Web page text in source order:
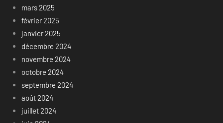
mars 2025
février 2025
janvier 2025
décembre 2024
novembre 2024
octobre 2024
septembre 2024
août 2024
juillet 2024